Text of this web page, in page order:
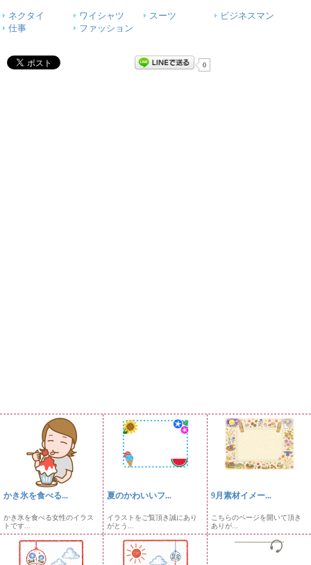
ネクタイ ワイシャツ スーツ
ビジネスマン
仕事
ファッション
0
かき氷を食べる...
かき氷を食べる女性のイラス
トです...
夏のかわいいフ...
イラストをご覧頂き誠にあり
がとう...
9月素材イメー...
こちらのページを開いて頂き
ありが...